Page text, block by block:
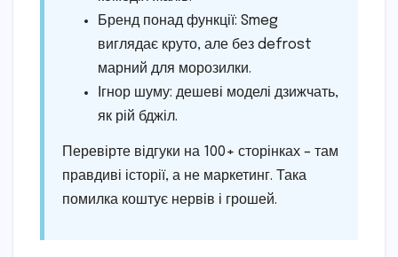
Бренд понад функції: Smeg
виглядає круто, але без defrost
марний для морозилки.
Ігнор шуму: дешеві моделі дзижчать,
як рій бджіл.
Перевірте відгуки на 100+ сторінках – там
правдиві історії, а не маркетинг. Така
помилка коштує нервів і грошей.